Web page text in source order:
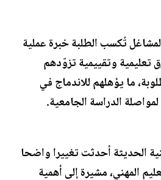
تُكسب الطلبة خبرة عملية
وتقييمية تزوّدهم
ما يؤهلهم للاندماج في
لمواصلة الدراسة الجامعية.
الحديثة أحدثت تغييرا واضحا
المهني، مشيرة إلى أهمية